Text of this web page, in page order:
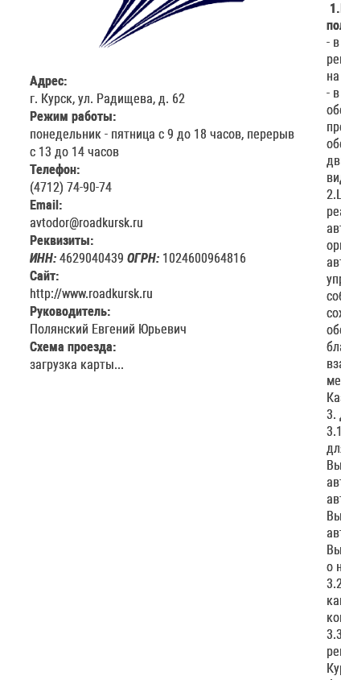
Адрес:
г. Курск, ул. Радищева, д. 62
Режим работы:
понедельник - пятница с 9 до 18 часов, перерыв
с 13 до 14 чаcов
Телефон:
(4712) 74-90-74
Email:
avtodor@roadkursk.ru
Реквизиты:
ИНН: 4629040439 ОГРН: 1024600964816
Сайт:
http://www.roadkursk.ru
Руководитель:
Полянский Евгений Юрьевич
Схема проезда:
загрузка карты...
-
-
3.
о